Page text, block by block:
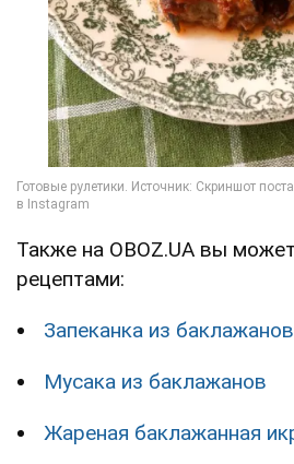
Также на OBOZ.UA вы
рецептами:
Запеканка из баклажанов
Мусака из баклажанов
Жареная баклажанная